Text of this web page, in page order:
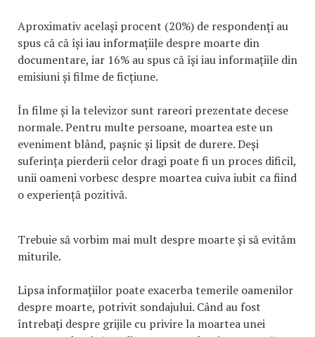
Aproximativ același procent (20%) de respondenți au
spus că că își iau informațiile despre moarte din
documentare, iar 16% au spus că își iau informațiile din
emisiuni și filme de ficțiune.
În filme și la televizor sunt rareori prezentate decese
normale. Pentru multe persoane, moartea este un
eveniment blând, pașnic și lipsit de durere. Deși
suferința pierderii celor dragi poate fi un proces dificil,
unii oameni vorbesc despre moartea cuiva iubit ca fiind
o experiență pozitivă.
Trebuie să vorbim mai mult despre moarte și să evităm
miturile.
Lipsa informațiilor poate exacerba temerile oamenilor
despre moarte, potrivit sondajului. Când au fost
întrebați despre grijile cu privire la moartea unei